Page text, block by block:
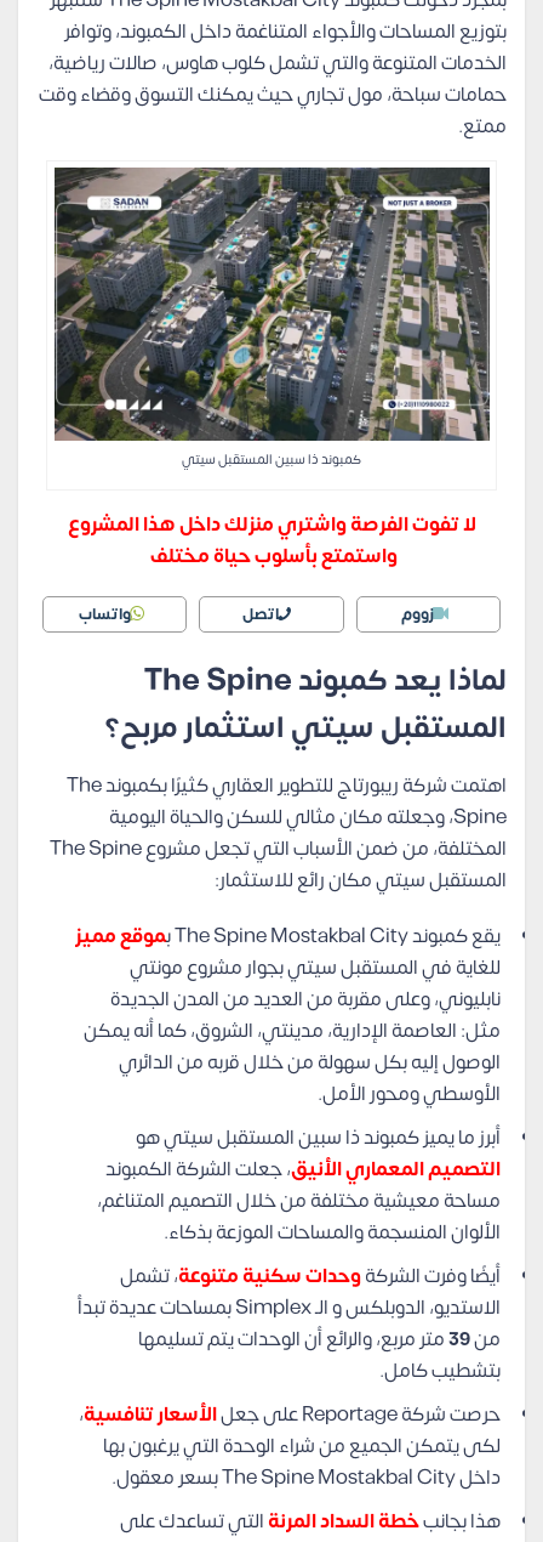
بتوزيع المساحات والأجواء المتناغمة داخل الكمبوند، وتوافر
الخدمات المتنوعة والتي تشمل كلوب هاوس، صالات رياضية،
حمامات سباحة، مول تجاري حيث يمكنك التسوق وقضاء وقت
ممتع.
كمبوند ذا سبين المستقبل سيتي
لا تفوت الفرصة واشتري منزلك داخل هذا المشروع
واستمتع بأسلوب حياة مختلف
زووم اتصل واتساب
لماذا يعد كمبوند The Spine
المستقبل سيتي استثمار مربح؟
اهتمت شركة ريبورتاج للتطوير العقاري كثيرًا بكمبوند The
Spine، وجعلته مكان مثالي للسكن والحياة اليومية
المختلفة، من ضمن الأسباب التي تجعل مشروع The Spine
المستقبل سيتي مكان رائع للاستثمار:
يقع كمبوند The Spine Mostakbal City ب
موقع مميز
للغاية في المستقبل سيتي بجوار مشروع مونتي
نابليوني، وعلى مقربة من العديد من المدن الجديدة
مثل: العاصمة الإدارية، مدينتي، الشروق، كما أنه يمكن
الوصول إليه بكل سهولة من خلال قربه من الدائري
الأوسطي ومحور الأمل.
أبرز ما يميز كمبوند ذا سبين المستقبل سيتي هو
التصميم المعماري الأنيق، جعلت الشركة الكمبوند
مساحة معيشية مختلفة من خلال التصميم المتناغم،
الألوان المنسجمة والمساحات الموزعة بذكاء.
أيضًا وفرت الشركةوحدات سكنية متنوعة، تشمل
الاستديو، الدوبلكس و الـ Simplex بمساحات عديدة تبدأ
من39متر مربع، والرائع أن الوحدات يتم تسليمها
بتشطيب كامل.
حرصت شركة Reportage على جعل
الأسعار تنافسية،
لكى يتمكن الجميع من شراء الوحدة التي يرغبون بها
داخل The Spine Mostakbal City بسعر معقول.
هذا بجانبخطة السداد المرنةالتي تساعدك على